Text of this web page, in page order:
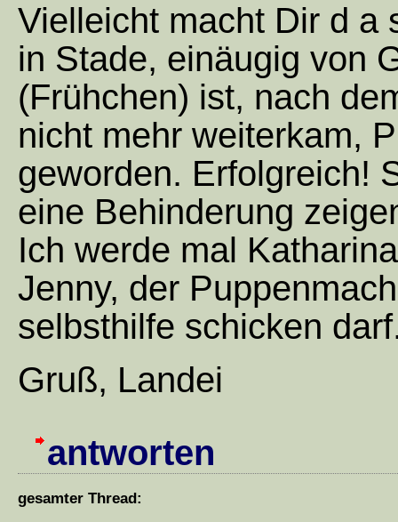
Vielleicht macht Dir d a
in Stade, einäugig von
(Frühchen) ist, nach
nicht mehr weiterkam,
geworden. Erfolgreich!
eine Behinderung
Ich werde mal
Jenny, der
selbsthilfe schicken
Gruß, Landei
antworten
gesamter Thread: